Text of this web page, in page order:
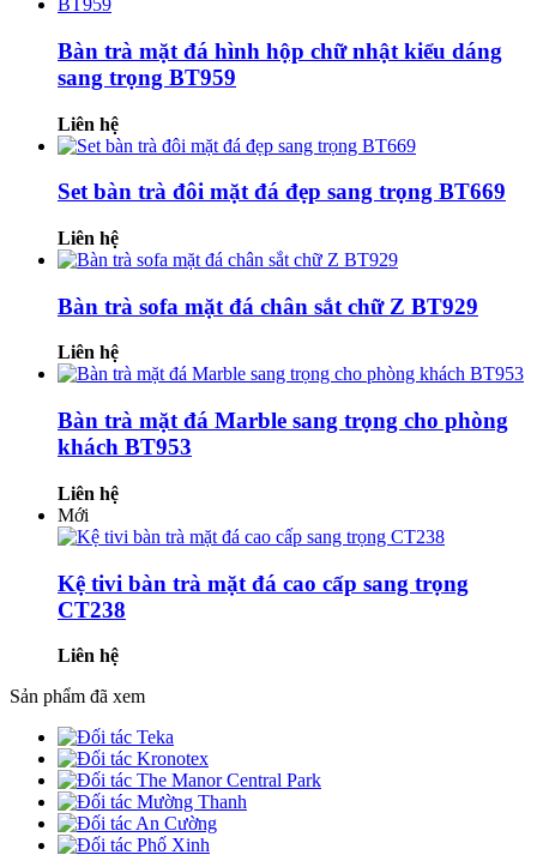
Bàn trà mặt đá hình hộp chữ nhật kiểu dáng
sang trọng BT959
Liên hệ
Set bàn trà đôi mặt đá đẹp sang trọng BT669
Liên hệ
Bàn trà sofa mặt đá chân sắt chữ Z BT929
Liên hệ
Bàn trà mặt đá Marble sang trọng cho phòng
khách BT953
Liên hệ
Mới
Kệ tivi bàn trà mặt đá cao cấp sang trọng
CT238
Liên hệ
Sản phẩm đã xem